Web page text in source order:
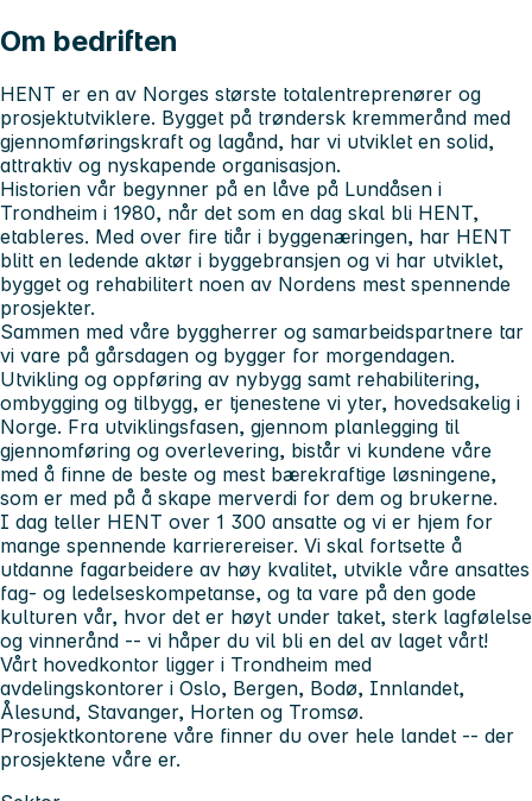
Om bedriften
HENT er en av Norges største totalentreprenører og
prosjektutviklere. Bygget på trøndersk kremmerånd med
gjennomføringskraft og lagånd, har vi utviklet en solid,
attraktiv og nyskapende organisasjon.
Historien vår begynner på en låve på Lundåsen i
Trondheim i 1980, når det som en dag skal bli HENT,
etableres. Med over fire tiår i byggenæringen, har HENT
blitt en ledende aktør i byggebransjen og vi har utviklet,
bygget og rehabilitert noen av Nordens mest spennende
prosjekter.
Sammen med våre byggherrer og samarbeidspartnere tar
vi vare på gårsdagen og bygger for morgendagen.
Utvikling og oppføring av nybygg samt rehabilitering,
ombygging og tilbygg, er tjenestene vi yter, hovedsakelig i
Norge. Fra utviklingsfasen, gjennom planlegging til
gjennomføring og overlevering, bistår vi kundene våre
med å finne de beste og mest bærekraftige løsningene,
som er med på å skape merverdi for dem og brukerne.
I dag teller HENT over 1 300 ansatte og vi er hjem for
mange spennende karrierereiser. Vi skal fortsette å
utdanne fagarbeidere av høy kvalitet, utvikle våre ansattes
fag- og ledelseskompetanse, og ta vare på den gode
kulturen vår, hvor det er høyt under taket, sterk lagfølelse
og vinnerånd -- vi håper du vil bli en del av laget vårt!
Vårt hovedkontor ligger i Trondheim med
avdelingskontorer i Oslo, Bergen, Bodø, Innlandet,
Ålesund, Stavanger, Horten og Tromsø.
Prosjektkontorene våre finner du over hele landet -- der
prosjektene våre er.